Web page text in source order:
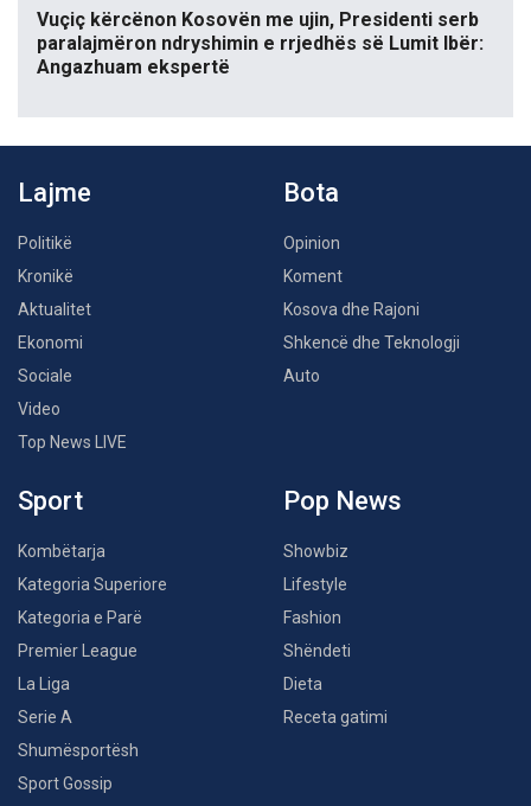
Vuçiç kërcënon Kosovën me ujin, Presidenti serb
paralajmëron ndryshimin e rrjedhës së Lumit Ibër:
Angazhuam ekspertë
Lajme
Politikë
Kronikë
Aktualitet
Ekonomi
Sociale
Video
Top News LIVE
Bota
Opinion
Koment
Kosova dhe Rajoni
Shkencë dhe Teknologji
Auto
Sport
Kombëtarja
Kategoria Superiore
Kategoria e Parë
Premier League
La Liga
Serie A
Shumësportësh
Sport Gossip
Pop News
Showbiz
Lifestyle
Fashion
Shëndeti
Dieta
Receta gatimi